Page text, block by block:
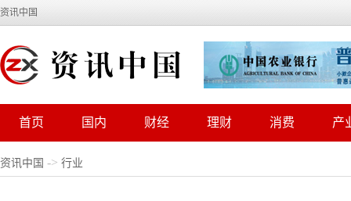
资讯中国
首页 国内 财经 理财 消费 产
资讯中国 -> 行业